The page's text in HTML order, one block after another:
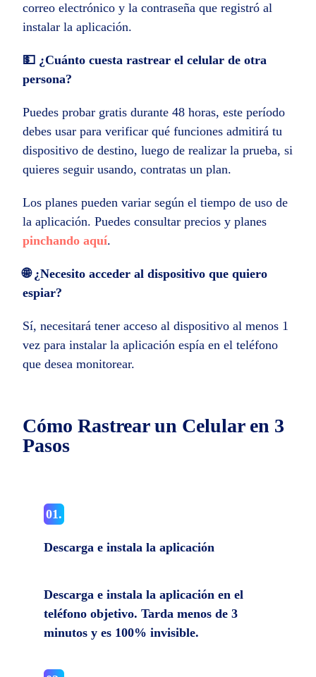
correo electrónico y la contraseña que registró al
instalar la aplicación.
💵 ¿Cuánto cuesta rastrear el celular de otra
persona?
Puedes probar gratis durante 48 horas, este período
debes usar para verificar qué funciones admitirá tu
dispositivo de destino, luego de realizar la prueba, si
quieres seguir usando, contratas un plan.
Los planes pueden variar según el tiempo de uso de
la aplicación. Puedes consultar precios y planes
pinchando aquí.
🌐 ¿Necesito acceder al dispositivo que quiero
espiar?
Sí, necesitará tener acceso al dispositivo al menos 1
vez para instalar la aplicación espía en el teléfono
que desea monitorear.
Cómo Rastrear un Celular en 3
Pasos
01.
Descarga e instala la aplicación
Descarga e instala la aplicación en el
teléfono objetivo. Tarda menos de 3
minutos y es 100% invisible.